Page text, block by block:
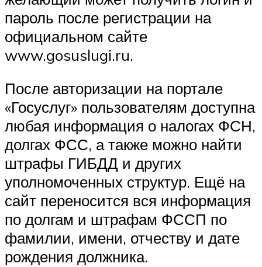
пароль после регистрации на
официальном сайте
www.gosuslugi.ru.
После авторизации на портале
«Госуслуг» пользователям доступна
любая информация о налогах ФСН,
долгах ФСС, а также можно найти
штрафы ГИБДД и других
уполномоченных структур. Ещё на
сайт переносится вся информация
по долгам и штрафам ФССП по
фамилии, имени, отчеству и дате
рождения должника.